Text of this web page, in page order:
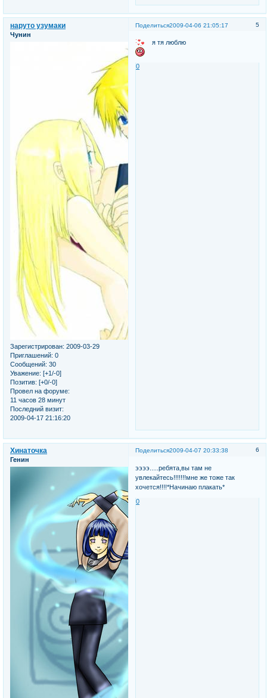
Поделиться 5
2009-04-06 21:05:17
наруто узумаки
Чунин
Зарегистрирован: 2009-03-29
Приглашений: 0
Сообщений: 30
Уважение: [+1/-0]
Позитив: [+0/-0]
Провел на форуме:
11 часов 28 минут
Последний визит:
2009-04-17 21:16:20
я тя люблю
0
Поделиться 6
2009-04-07 20:33:38
Хинаточка
Генин
ээээ.....ребята,вы там не
увлекайтесь!!!!!!!мне же тоже так
хочется!!!!*Начинаю плакать*
0